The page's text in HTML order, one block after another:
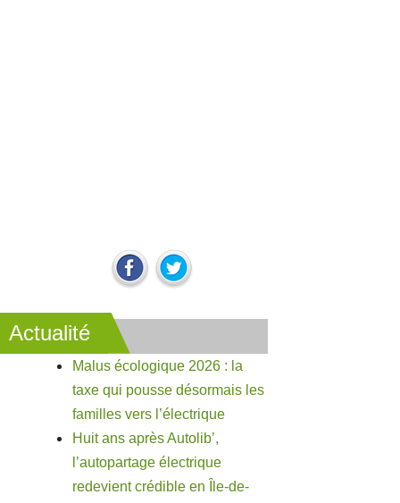
Actualité
Malus écologique 2026 : la
taxe qui pousse désormais les
familles vers l’électrique
Huit ans après Autolib’,
l’autopartage électrique
redevient crédible en Île-de-